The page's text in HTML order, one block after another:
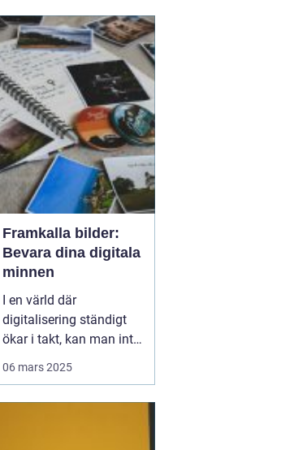
körkortsfoto är en viktig
del av denna process. I
Vällingby finns det flera
alternativ f...
Framkalla bilder:
Bevara dina digitala
minnen
I en värld där
digitalisering ständigt
ökar i takt, kan man inte
06 mars 2025